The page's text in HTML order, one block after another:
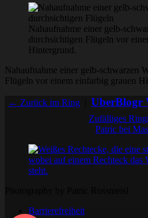
Nahaufnahme einer gelb-
durchsichtigen Flügeln vor
Hintergrund.
Nahaufnahme einer gelb-schwarzen
Flügeln vor einem einfarbig grauen
← Zurück im Ring| UberBlogr
Zufälliges
Patric bei
Barrierefreiheit